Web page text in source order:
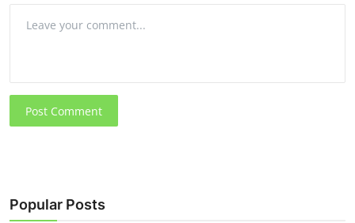
Post Comment
Popular Posts